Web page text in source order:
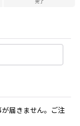
完了
届きません。ご注